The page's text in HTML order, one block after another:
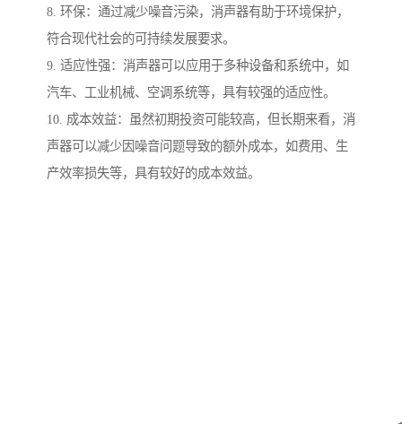
8. 环保：通过减少噪音污染，消声器有助于环境保护，
符合现代社会的可持续发展要求。
9. 适应性强：消声器可以应用于多种设备和系统中，如
汽车、工业机械、空调系统等，具有较强的适应性。
10. 成本效益：虽然初期投资可能较高，但长期来看，消
声器可以减少因噪音问题导致的额外成本，如费用、生
产效率损失等，具有较好的成本效益。